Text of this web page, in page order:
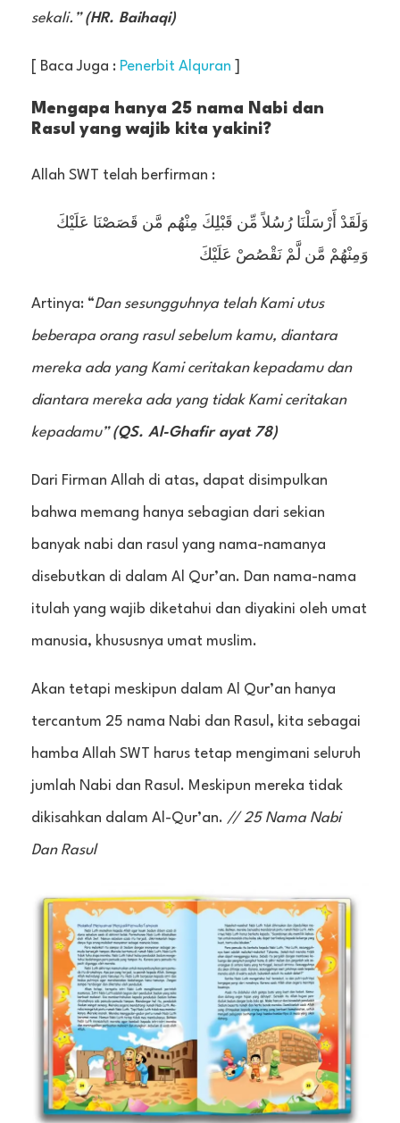
sekali.”(HR. Baihaqi)
[ Baca Juga : Penerbit Alquran
Mengapa hanya 25 nama Nabi dan
Rasul yang wajib kita yakini?
Allah SWT telah berfirman :
وَلَقَدْ أَرْسَلْنَا رُسُلاً مِّن قَبْلِكَ مِنْهُم مَّن قَصَصْنَا عَلَيْكَ
وَمِنْهُمْ مَّن لَّمْ نَقْصُصْ عَلَيْكَ
Artinya: “Dan sesungguhnya telah Kami utus
beberapa orang rasul sebelum kamu, diantara
mereka ada yang Kami ceritakan kepadamu dan
diantara mereka ada yang tidak Kami ceritakan
kepadamu” (QS. Al-Ghafir ayat 78)
Dari Firman Allah di atas, dapat disimpulkan
bahwa memang hanya sebagian dari sekian
banyak nabi dan rasul yang nama-namanya
disebutkan di dalam Al Qur’an. Dan nama-nama
itulah yang wajib diketahui dan diyakini oleh umat
manusia, khususnya umat muslim.
Akan tetapi meskipun dalam Al Qur’an hanya
tercantum 25 nama Nabi dan Rasul, kita sebagai
hamba Allah SWT harus tetap mengimani seluruh
jumlah Nabi dan Rasul. Meskipun mereka tidak
dikisahkan dalam Al-Qur’an. // 25 Nama Nabi
Dan Rasul